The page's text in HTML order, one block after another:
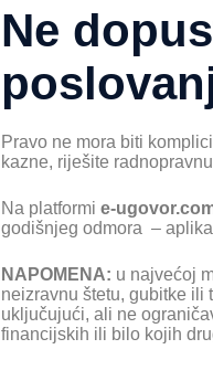
Ne
Pravo ne mora biti
kazne, riješite
Na platformi e-
godišnjeg odmora –
NAPOMENA: u najvećoj
neizravnu štetu, gubitke ili
uključujući, ali ne
financijskih ili bilo kojih